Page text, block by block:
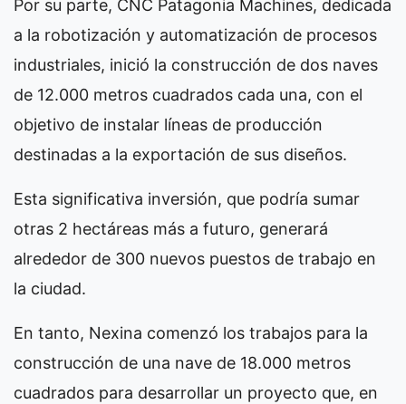
Por su parte, CNC Patagonia Machines, dedicada
a la robotización y automatización de procesos
industriales, inició la construcción de dos naves
de 12.000 metros cuadrados cada una, con el
objetivo de instalar líneas de producción
destinadas a la exportación de sus diseños.
Esta significativa inversión, que podría sumar
otras 2 hectáreas más a futuro, generará
alrededor de 300 nuevos puestos de trabajo en
la ciudad.
En tanto, Nexina comenzó los trabajos para la
construcción de una nave de 18.000 metros
cuadrados para desarrollar un proyecto que, en